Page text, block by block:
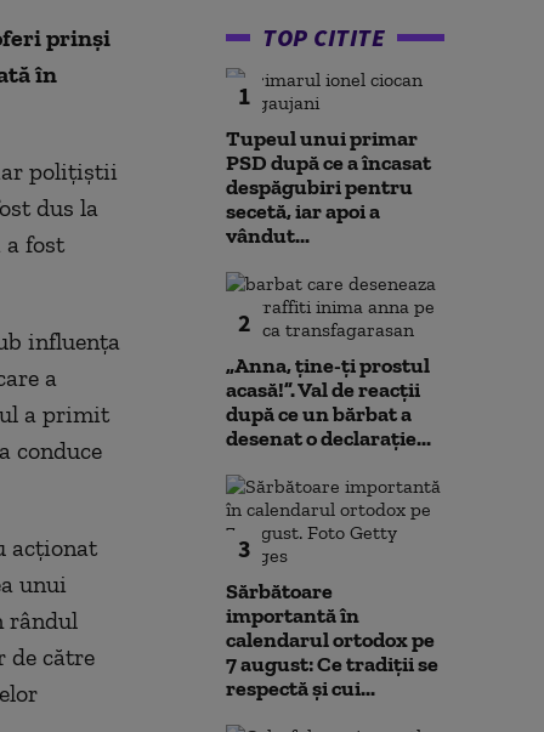
prinși
în
polițiștii
dus la
a fost
influența
a
a primit
conduce
acționat
unui
rândul
de către
TOP CITITE
1
Tupeul unui primar
PSD după ce a încasat
despăgubiri pentru
secetă, iar apoi a
vândut...
2
„Anna, ţine-ţi prostul
acasă!”. Val de reacții
după ce un bărbat a
desenat o declarație...
3
Sărbătoare
importantă în
calendarul ortodox pe
7 august: Ce tradiții se
respectă și cui...